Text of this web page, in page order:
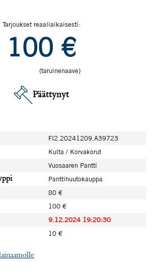
Tarjoukset reaaliaikaisesti:
100 €
(taruinenaave)
Päättynyt
FI2.20241209.A39723
Kulta / Korvakorut
Vuosaaren Pantti
Panttihuutokauppa
80 €
100 €
9.12.2024 19:20:30
10 €